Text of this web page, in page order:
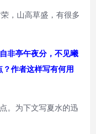
，山高草盛，有很多
非亭午夜分，不见曦
作者这样写有何用
。为下文写夏水的迅